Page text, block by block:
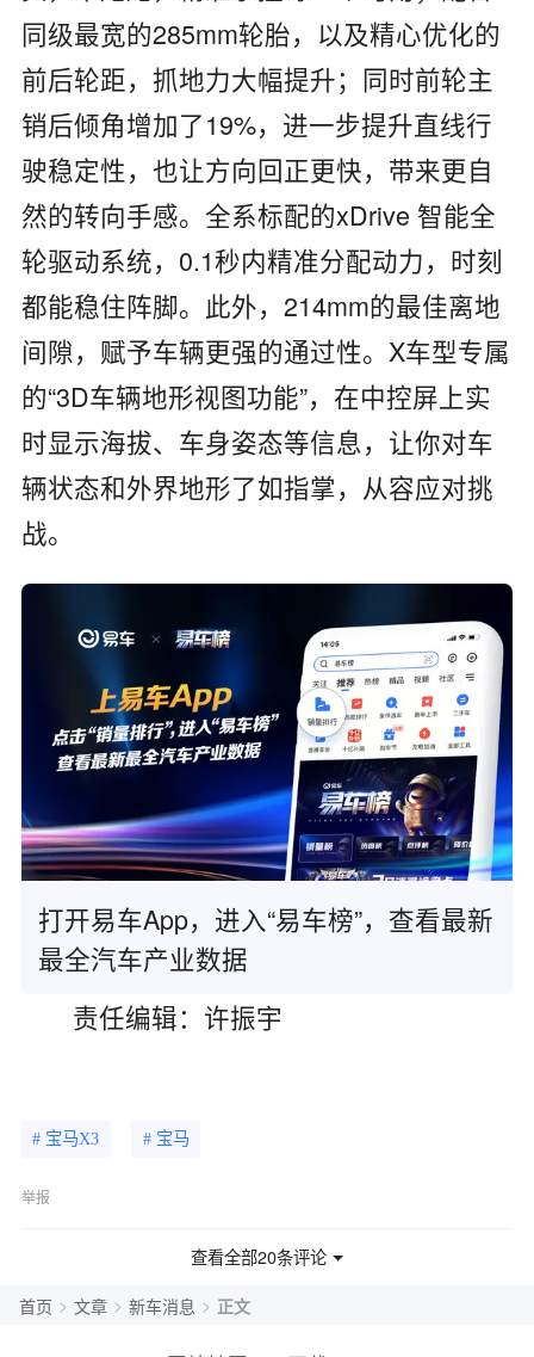
同级最宽的285mm轮胎，以及精心优化的
前后轮距，抓地力大幅提升；同时前轮主
销后倾角增加了19%，进一步提升直线行
驶稳定性，也让方向回正更快，带来更自
然的转向手感。全系标配的xDrive 智能全
轮驱动系统，0.1秒内精准分配动力，时刻
都能稳住阵脚。此外，214mm的最佳离地
间隙，赋予车辆更强的通过性。X车型专属
的“3D车辆地形视图功能”，在中控屏上实
时显示海拔、车身姿态等信息，让你对车
辆状态和外界地形了如指掌，从容应对挑
战。
打开易车App，进入“易车榜”，查看最新
最全汽车产业数据
责任编辑：许振宇
# 宝马X3 # 宝马
举报
查看全部20条评论
首页 > 文章 > 新车消息 > 正文